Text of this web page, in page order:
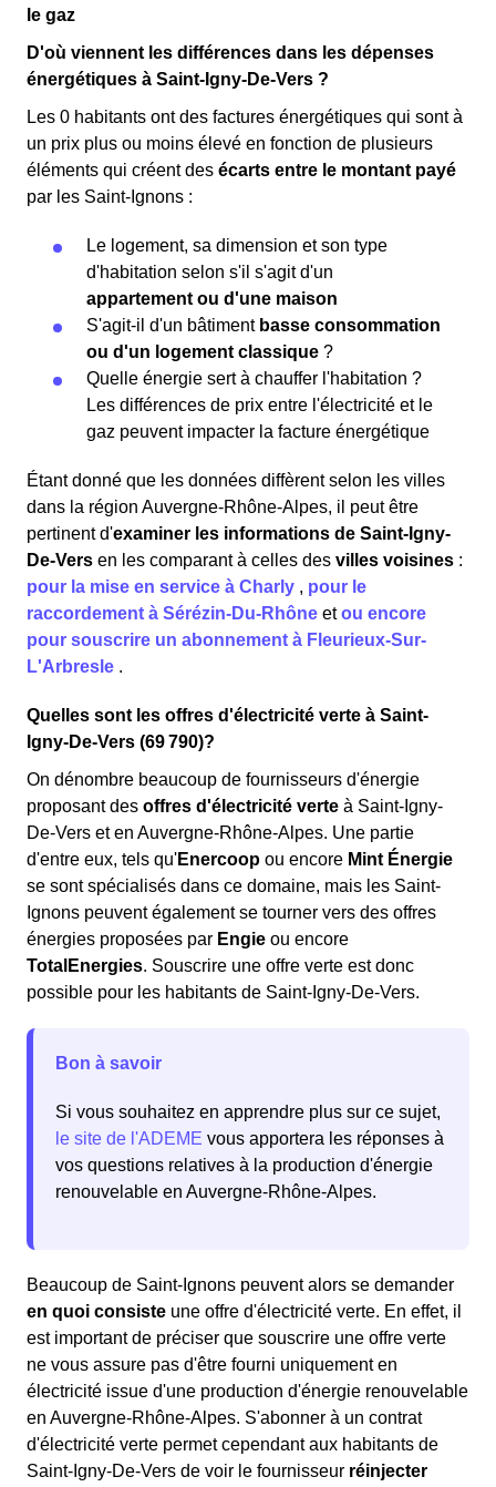
le gaz
D'où viennent les différences dans les dépenses
énergétiques à Saint-Igny-De-Vers ?
Les 0 habitants ont des factures énergétiques qui sont à
un prix plus ou moins élevé en fonction de plusieurs
éléments qui créent des écarts entre le montant payé
par les Saint-Ignons :
Le logement, sa dimension et son type
d'habitation selon s'il s'agit d'un
appartement ou d'une maison
S'agit-il d'un bâtiment basse consommation
ou d'un logement classique ?
Quelle énergie sert à chauffer l'habitation ?
Les différences de prix entre l'électricité et le
gaz peuvent impacter la facture énergétique
Étant donné que les données diffèrent selon les villes
dans la région Auvergne-Rhône-Alpes, il peut être
pertinent d'examiner les informations de Saint-Igny-
De-Vers en les comparant à celles des villes voisines :
pour la mise en service à Charly , pour le
raccordement à Sérézin-Du-Rhône etou encore
pour souscrire un abonnement à Fleurieux-Sur-
L'Arbresle .
Quelles sont les offres d'électricité verte à Saint-
Igny-De-Vers (69 790)?
On dénombre beaucoup de fournisseurs d'énergie
proposant des offres d'électricité verte à Saint-Igny-
De-Vers et en Auvergne-Rhône-Alpes. Une partie
d'entre eux, tels qu'Enercoop ou encore Mint Énergie
se sont spécialisés dans ce domaine, mais les Saint-
Ignons peuvent également se tourner vers des offres
énergies proposées par Engie ou encore
TotalEnergies. Souscrire une offre verte est donc
possible pour les habitants de Saint-Igny-De-Vers.
Bon à savoir
Si vous souhaitez en apprendre plus sur ce sujet,
le site de l'ADEME vous apportera les réponses à
vos questions relatives à la production d'énergie
renouvelable en Auvergne-Rhône-Alpes.
Beaucoup de Saint-Ignons peuvent alors se demander
en quoi consiste une offre d'électricité verte. En effet, il
est important de préciser que souscrire une offre verte
ne vous assure pas d'être fourni uniquement en
électricité issue d'une production d'énergie renouvelable
en Auvergne-Rhône-Alpes. S'abonner à un contrat
d'électricité verte permet cependant aux habitants de
Saint-Igny-De-Vers de voir le fournisseur réinjecter